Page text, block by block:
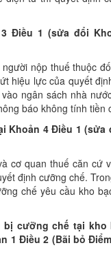
Điều 1 (sửa đổi
nộp thuế thuộc
hiệu lực của quyết
ngân sách nhà
báo không tính tiền
4 Điều 1 (sửa
cơ quan thuế căn cứ
định cưỡng chế.
chế yêu cầu kho
bị cưỡng chế tại
1 Điều 2 (Bãi bỏ